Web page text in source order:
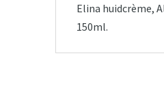
Elina huidcrème,
150ml.